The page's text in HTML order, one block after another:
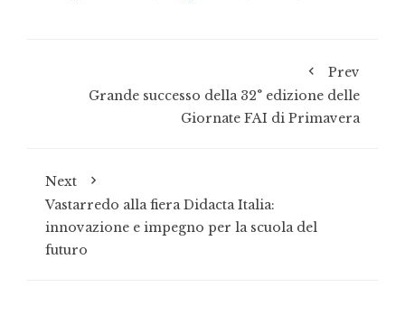
Prev
Grande successo della 32° edizione delle
Giornate FAI di Primavera
Next
Vastarredo alla fiera Didacta Italia:
innovazione e impegno per la scuola del
futuro